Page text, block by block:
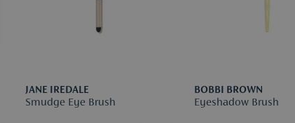
JANE IREDALE
Smudge Eye Brush
BOBBI BROWN
Eyeshadow Brush